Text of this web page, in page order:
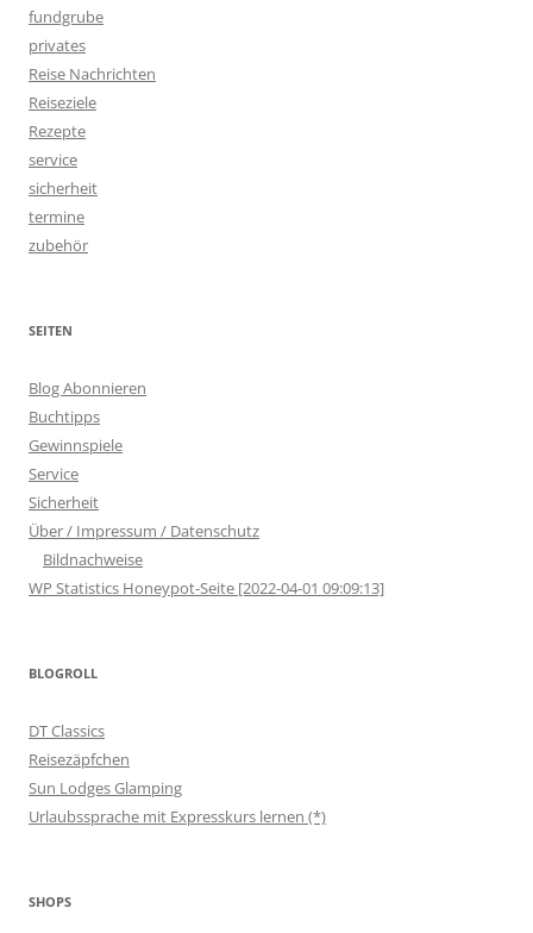
fundgrube
privates
Reise Nachrichten
Reiseziele
Rezepte
service
sicherheit
termine
zubehör
SEITEN
Blog Abonnieren
Buchtipps
Gewinnspiele
Service
Sicherheit
Über / Impressum / Datenschutz
Bildnachweise
WP Statistics Honeypot-Seite [2022-04-01 09:09:13]
BLOGROLL
DT Classics
Reisezäpfchen
Sun Lodges Glamping
Urlaubssprache mit Expresskurs lernen (*)
SHOPS